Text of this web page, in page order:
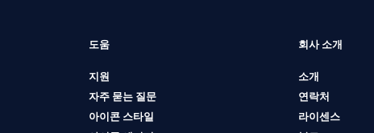
도움
지원
자주 묻는 질문
아이콘 스타일
회사 소개
소개
연락처
라이센스